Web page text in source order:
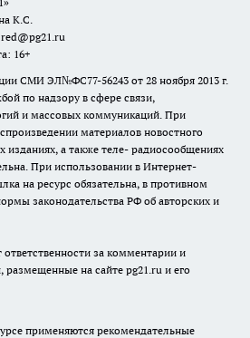
К.С.
red@pg21.ru
16+
СМИ ЭЛ№ФС77-56243 от 28 ноября 2013 г.
по надзору в сфере связи,
и массовых коммуникаций. При
материалов новостного
изданиях, а также теле- радиосообщениях
При использовании в Интернет-
на ресурс обязательна, в противном
законодательства РФ об авторских и
ответственности за комментарии и
размещенные на сайте pg21.ru и его
применяются рекомендательные